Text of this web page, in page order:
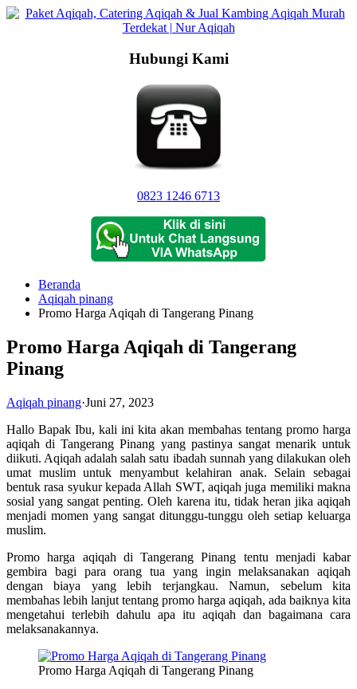
Langsung
Hubungi Kami
0823 1246 6713
Beranda
Aqiqah pinang
Promo Harga Aqiqah di Tangerang Pinang
Promo Harga Aqiqah di Tangerang
Pinang
Aqiqah pinang·Juni 27, 2023
Hallo Bapak Ibu, kali ini kita akan membahas tentang promo harga
aqiqah di Tangerang Pinang yang pastinya sangat menarik untuk
diikuti. Aqiqah adalah salah satu ibadah sunnah yang dilakukan oleh
umat muslim untuk menyambut kelahiran anak. Selain sebagai
bentuk rasa syukur kepada Allah SWT, aqiqah juga memiliki makna
sosial yang sangat penting. Oleh karena itu, tidak heran jika aqiqah
menjadi momen yang sangat ditunggu-tunggu oleh setiap keluarga
muslim.
Promo harga aqiqah di Tangerang Pinang tentu menjadi kabar
gembira bagi para orang tua yang ingin melaksanakan aqiqah
dengan biaya yang lebih terjangkau. Namun, sebelum kita
membahas lebih lanjut tentang promo harga aqiqah, ada baiknya kita
mengetahui terlebih dahulu apa itu aqiqah dan bagaimana cara
melaksanakannya.
Promo Harga Aqiqah di Tangerang Pinang